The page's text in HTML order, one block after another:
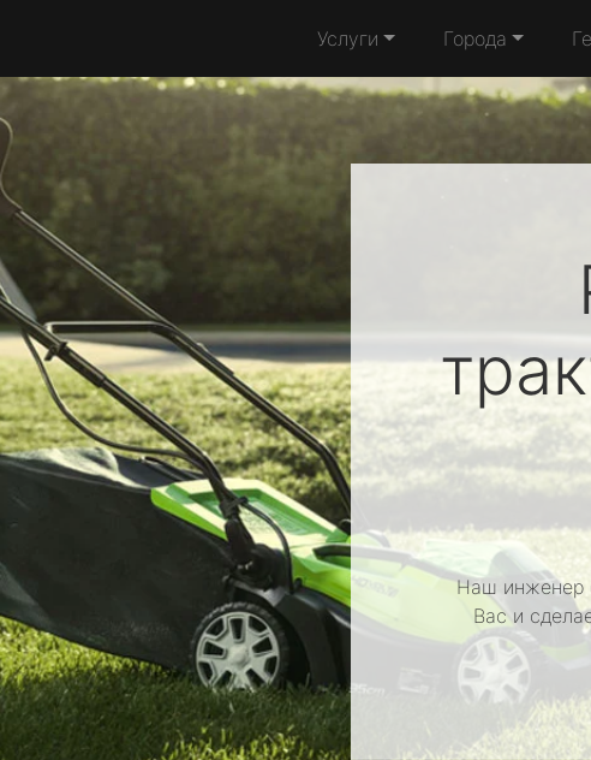
Услуги Города
Наш инженер
Вас и